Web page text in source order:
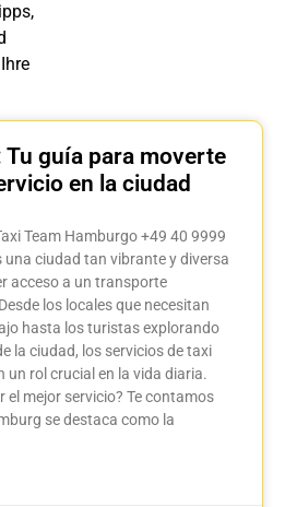
Tu guía para moverte
en la ciudad
Team Hamburgo +49 40 9999
ciudad tan vibrante y diversa
acceso a un transporte
los locales que necesitan
hasta los turistas explorando
la ciudad, los servicios de taxi
un rol crucial en la vida diaria.
el mejor servicio? Te contamos
se destaca como la